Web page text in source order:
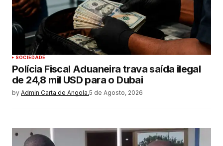
SOCIEDADE
Polícia Fiscal Aduaneira trava saída ilegal
de 24,8 mil USD para o Dubai
by Admin Carta de Angola.5 de Agosto, 2026